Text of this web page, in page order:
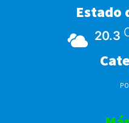
Estado
20.3